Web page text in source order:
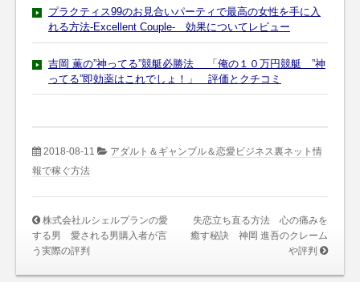
プラクティス99のお見合いパーティで最高の女性を手に入
れる方法-Excellent Couple- 効果についてレビュー
吉岡 薫の”神ってる”競艇必勝法 「俺の１０万円競艇 ”神
ってる”即効薬はこれでしょ！」 評価とクチコミ
2018-08-11
アダルト＆ギャンブル＆恋愛ビジネス裏ネット情
報で稼ぐ方法
株式会社ルシェルプランの愛
する男 愛される男購入者が言
う実際の評判
失恋立ち直る方法 心の痛みを
癒す秘訣 神岡 進吾のクレーム
や評判